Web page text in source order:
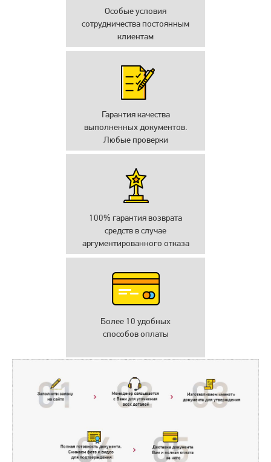
Особые условия
сотрудничества постоянным
клиентам
Гарантия качества
выполненных документов.
Любые проверки
100% гарантия возврата
средств в случае
аргументированного отказа
Более 10 удобных
способов оплаты